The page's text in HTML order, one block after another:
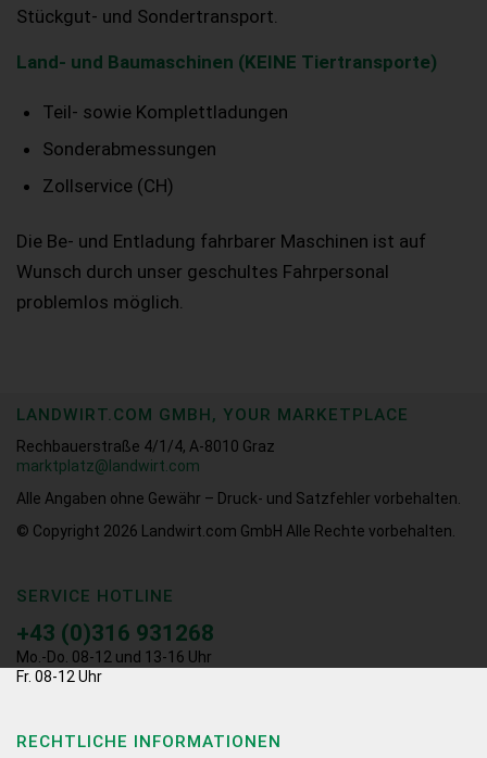
Stückgut- und Sondertransport.
Land- und Baumaschinen (KEINE Tiertransporte)
Teil- sowie Komplettladungen
Sonderabmessungen
Zollservice (CH)
Die Be- und Entladung fahrbarer Maschinen ist auf
Wunsch durch unser geschultes Fahrpersonal
problemlos möglich.
LANDWIRT.COM GMBH, YOUR MARKETPLACE
Rechbauerstraße 4/1/4, A-8010 Graz
marktplatz@landwirt.com
Alle Angaben ohne Gewähr – Druck- und Satzfehler vorbehalten.
© Copyright 2026
Landwirt.com GmbH Alle Rechte vorbehalten.
SERVICE HOTLINE
+43 (0)316 931268
Mo.-Do. 08-12 und 13-16 Uhr
Fr. 08-12 Uhr
RECHTLICHE INFORMATIONEN